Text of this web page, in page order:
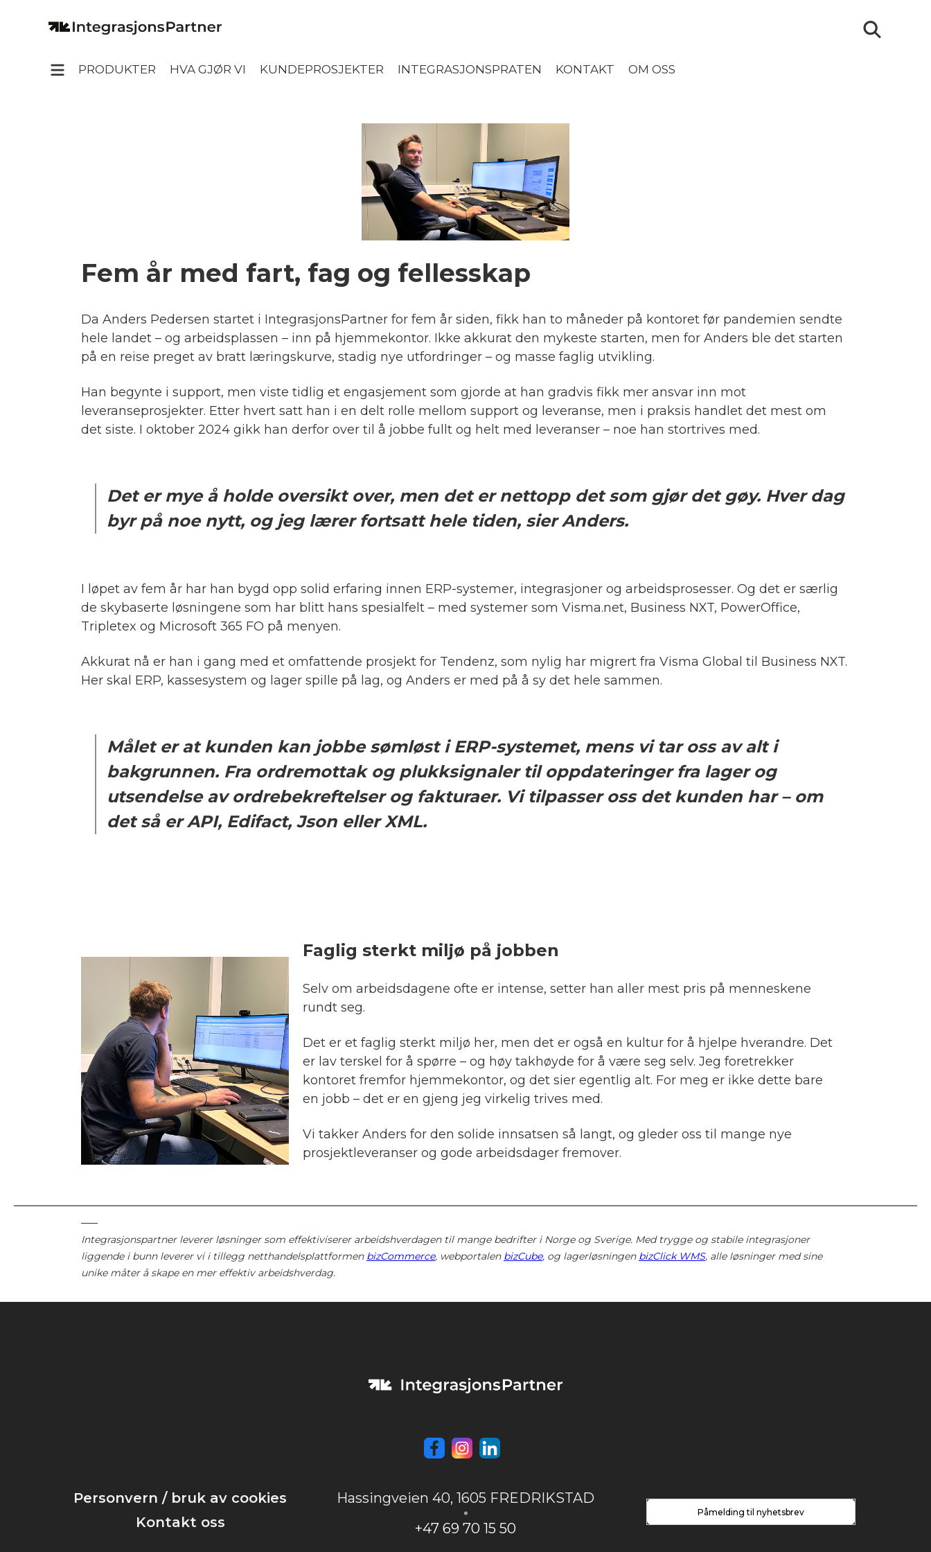
PRODUKTER HVA GJØR VI KUNDEPROSJEKTER INTEGRASJONSPRATEN KONTAKT OM OSS
Fem år med fart, fag og fellesskap
Da Anders Pedersen startet i IntegrasjonsPartner for fem år siden, fikk han to måneder på kontoret før pandemien sendte
hele landet – og arbeidsplassen – inn på hjemmekontor. Ikke akkurat den mykeste starten, men for Anders ble det starten
på en reise preget av bratt læringskurve, stadig nye utfordringer – og masse faglig utvikling.
Han begynte i support, men viste tidlig et engasjement som gjorde at han gradvis fikk mer ansvar inn mot
leveranseprosjekter. Etter hvert satt han i en delt rolle mellom support og leveranse, men i praksis handlet det mest om
det siste. I oktober 2024 gikk han derfor over til å jobbe fullt og helt med leveranser – noe han stortrives med.
Det er mye å holde oversikt over, men det er nettopp det som gjør det gøy. Hver dag
byr på noe nytt, og jeg lærer fortsatt hele tiden, sier Anders.
I løpet av fem år har han bygd opp solid erfaring innen ERP-systemer, integrasjoner og arbeidsprosesser. Og det er særlig
de skybaserte løsningene som har blitt hans spesialfelt – med systemer som Visma.net, Business NXT, PowerOffice,
Tripletex og Microsoft 365 FO på menyen.
Akkurat nå er han i gang med et omfattende prosjekt for Tendenz, som nylig har migrert fra Visma Global til Business NXT.
Her skal ERP, kassesystem og lager spille på lag, og Anders er med på å sy det hele sammen.
Målet er at kunden kan jobbe sømløst i ERP-systemet, mens vi tar oss av alt i
bakgrunnen. Fra ordremottak og plukksignaler til oppdateringer fra lager og
utsendelse av ordrebekreftelser og fakturaer. Vi tilpasser oss det kunden har – om
det så er API, Edifact, Json eller XML.
Faglig sterkt miljø på jobben
Selv om arbeidsdagene ofte er intense, setter han aller mest pris på menneskene
rundt seg.
Det er et faglig sterkt miljø her, men det er også en kultur for å hjelpe hverandre. Det
er lav terskel for å spørre – og høy takhøyde for å være seg selv. Jeg foretrekker
kontoret fremfor hjemmekontor, og det sier egentlig alt. For meg er ikke dette bare
en jobb – det er en gjeng jeg virkelig trives med.
Vi takker Anders for den solide innsatsen så langt, og gleder oss til mange nye
prosjektleveranser og gode arbeidsdager fremover.
–––
Integrasjonspartner leverer løsninger som effektiviserer arbeidshverdagen til mange bedrifter i Norge og Sverige. Med trygge og stabile integrasjoner
liggende i bunn leverer vi i tillegg netthandelsplattformen bizCommerce, webportalen bizCube, og lagerløsningen bizClick WMS, alle løsninger med sine
unike måter å skape en mer effektiv arbeidshverdag.
Personvern / bruk av cookies
Kontakt oss
Hassingveien 40, 1605 FREDRIKSTAD
+47 69 70 15 50
Påmelding til nyhetsbrev